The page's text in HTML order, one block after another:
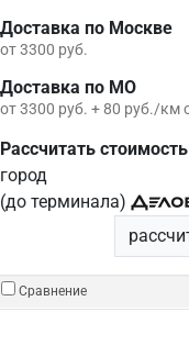
Доставка по Москве
от 3300 руб.
Доставка по МО
от 3300 руб. + 80 руб./км
Рассчитать
город
(до терминала)
Сравнение